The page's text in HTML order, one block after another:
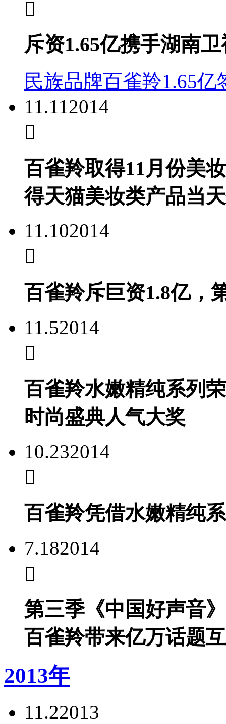
斥资1.65亿携手湖南
民族品牌百雀羚1.65亿
11.112014
百雀羚取得11月份美
得天猫美妆类产品当
11.102014
百雀羚斥巨资1.8亿，
11.52014
百雀羚水嫩精纯系列
时尚盛典人气大奖
10.232014
百雀羚凭借水嫩精纯
7.182014
第三季《中国好声音
百雀羚带来亿万话题
2013年
11.22013